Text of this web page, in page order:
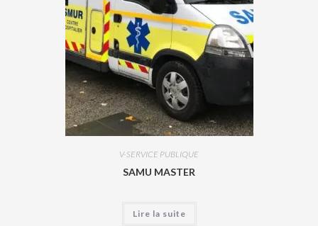
V-SERVICE PUBLIQUE
SAMU MASTER
Lire la suite